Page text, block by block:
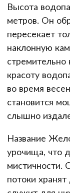
Высота
метров. Он
пересекает
наклонную
красоту
во время
становится
слышно
Название
урочища, что
мистичности.
потоки